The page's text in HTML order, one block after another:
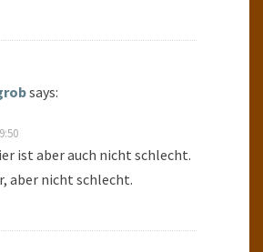
says:
ist aber auch nicht schlecht.
aber nicht schlecht.